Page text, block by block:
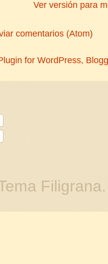
Ver versión para
comentarios (Atom)